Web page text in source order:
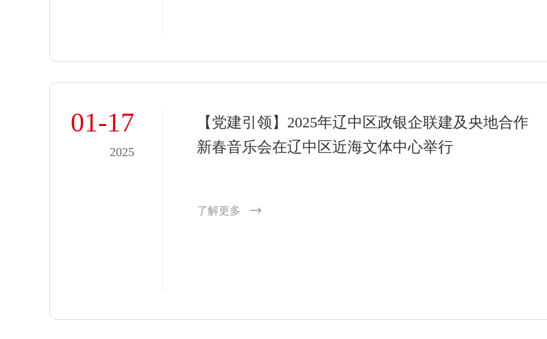
01-17
2025
【党建引领】2025年辽中区政银企联建及央地合作
新春音乐会在辽中区近海文体中心举行
了解更多